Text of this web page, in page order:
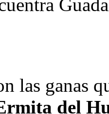
las ganas
del